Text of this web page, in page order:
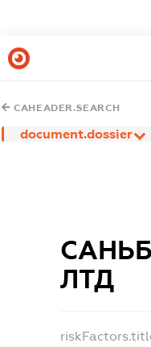
CAHEADER.SEARCH
document.dossier
ЛТД